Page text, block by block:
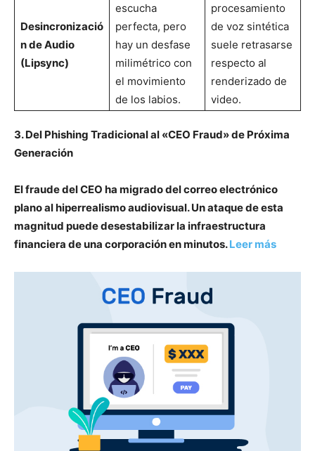
Desincronizació
n de Audio
(Lipsync)
escucha
perfecta, pero
hay un desfase
milimétrico con
el movimiento
de los labios.
procesamiento
de voz sintética
suele retrasarse
respecto al
renderizado de
video.
3. Del Phishing Tradicional al «CEO Fraud» de Próxima
Generación
El fraude del CEO ha migrado del correo electrónico
plano al hiperrealismo audiovisual. Un ataque de esta
magnitud puede desestabilizar la infraestructura
financiera de una corporación en minutos.Leer más